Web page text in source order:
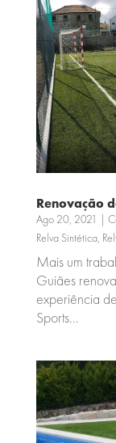
Renovação
Ago 20, 2021 |
Relva Sintética,
Mais um
Guiães
experiência
Sports...